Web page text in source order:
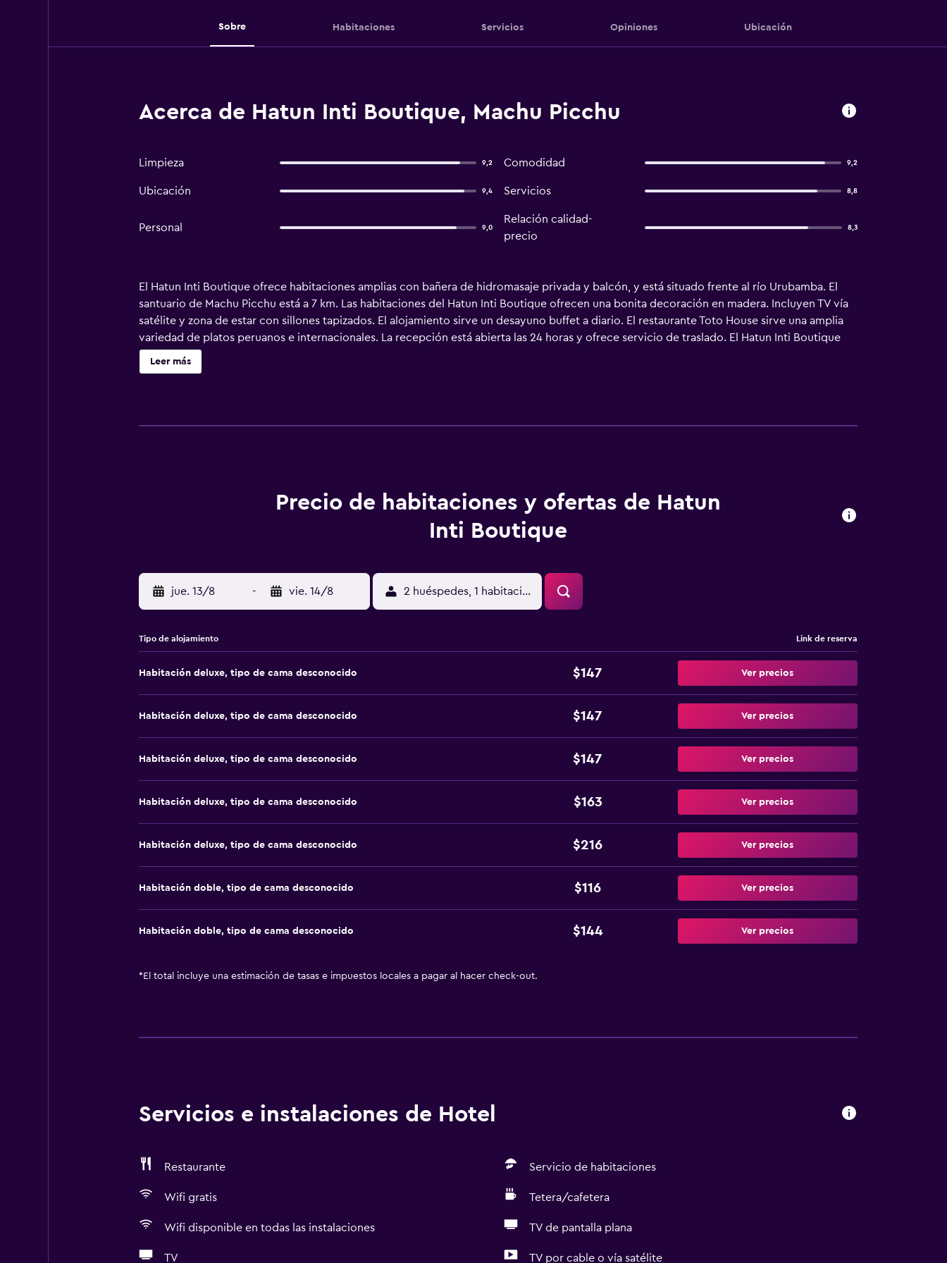
Sobre Habitaciones Servicios Opiniones Ubicación
Acerca de Hatun Inti Boutique, Machu Picchu
Limpieza 9,2 Comodidad 9,2
Ubicación 9,4 Servicios 8,8
Personal 9,0
Relación calidad-
precio
8,3
El Hatun Inti Boutique ofrece habitaciones amplias con bañera de hidromasaje privada y balcón, y está situado frente al río Urubamba. El
santuario de Machu Picchu está a 7 km. Las habitaciones del Hatun Inti Boutique ofrecen una bonita decoración en madera. Incluyen TV vía
satélite y zona de estar con sillones tapizados. El alojamiento sirve un desayuno buffet a diario. El restaurante Toto House sirve una amplia
variedad de platos peruanos e internacionales. La recepción está abierta las 24 horas y ofrece servicio de traslado. El Hatun Inti Boutique
está a 5 minutos a pie de la estación de tren.
Leer más
Precio de habitaciones y ofertas de Hatun
Inti Boutique
jue. 13/8 - vie. 14/8 2 huéspedes, 1 habitación
Tipo de alojamiento Link de reserva
Habitación deluxe, tipo de cama desconocido $147 Ver precios
Habitación deluxe, tipo de cama desconocido $147 Ver precios
Habitación deluxe, tipo de cama desconocido $147 Ver precios
Habitación deluxe, tipo de cama desconocido $163 Ver precios
Habitación deluxe, tipo de cama desconocido $216 Ver precios
Habitación doble, tipo de cama desconocido $116 Ver precios
Habitación doble, tipo de cama desconocido $144 Ver precios
* El total incluye una estimación de tasas e impuestos locales a pagar al hacer check-out.
Servicios e instalaciones de Hotel
Restaurante Servicio de habitaciones
Wifi gratis Tetera/cafetera
Wifi disponible en todas las instalaciones TV de pantalla plana
TV TV por cable o vía satélite